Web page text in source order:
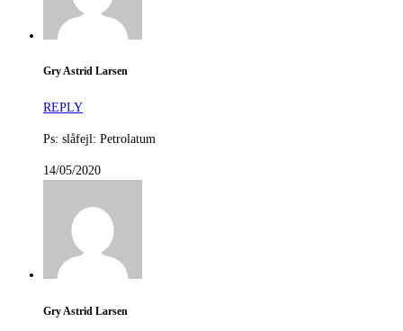
Gry Astrid Larsen
REPLY
Ps: slåfejl: Petrolatum
14/05/2020
Gry Astrid Larsen